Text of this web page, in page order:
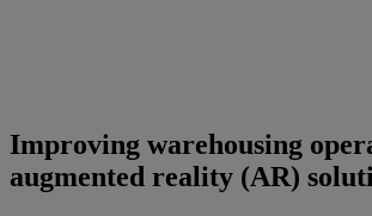
Improving warehousing
augmented reality (AR)